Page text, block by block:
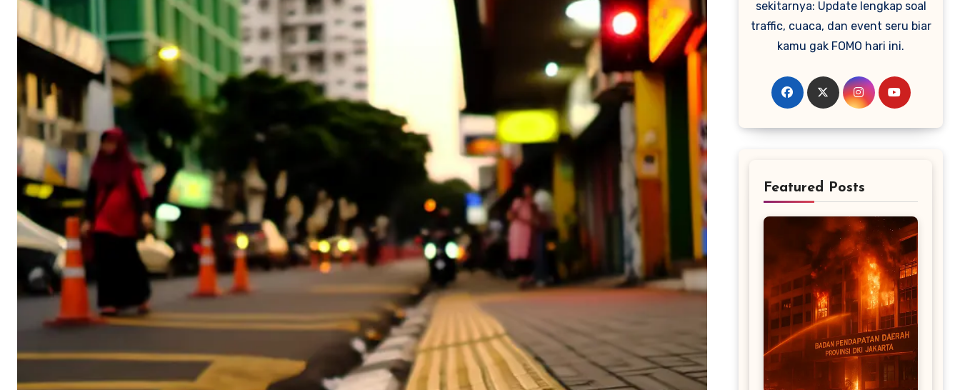
sekitarnya: Update lengkap soal
traffic, cuaca, dan event seru biar
kamu gak FOMO hari ini.
Featured Posts